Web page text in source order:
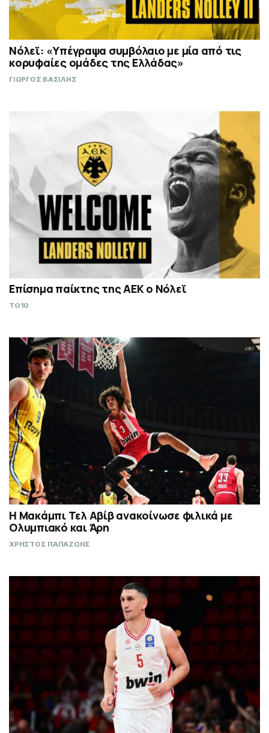
Νόλεϊ: «Υπέγραψα συμβόλαιο με μία από τις
κορυφαίες ομάδες της Ελλάδας»
ΓΙΩΡΓΟΣ ΒΑΣΙΛΗΣ
Επίσημα παίκτης της ΑΕΚ ο Νόλεϊ
TO10
Η Μακάμπι Τελ Αβίβ ανακοίνωσε φιλικά με
Ολυμπιακό και Άρη
ΧΡΗΣΤΟΣ ΠΑΠΑΖΩΗΣ